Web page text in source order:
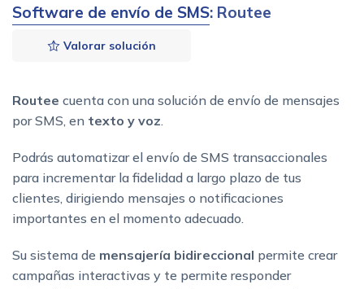
Software de envío de SMS: Routee
Valorar solución
Routee cuenta con una solución de envío de mensajes
por SMS, en texto y voz
Podrás automatizar el envío de SMS transaccionales
para incrementar la fidelidad a largo plazo de tus
clientes, dirigiendo mensajes o notificaciones
importantes en el momento adecuado.
Su sistema de mensajería bidireccional permite crear
campañas interactivas y te permite responder